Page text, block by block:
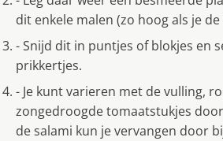
dit enkele malen (zo hoog als je
- Snijd dit in puntjes of blokjes en
prikkertjes.
- Je kunt varieren met de vulling,
zongedroogde tomaatstukjes
de salami kun je vervangen door